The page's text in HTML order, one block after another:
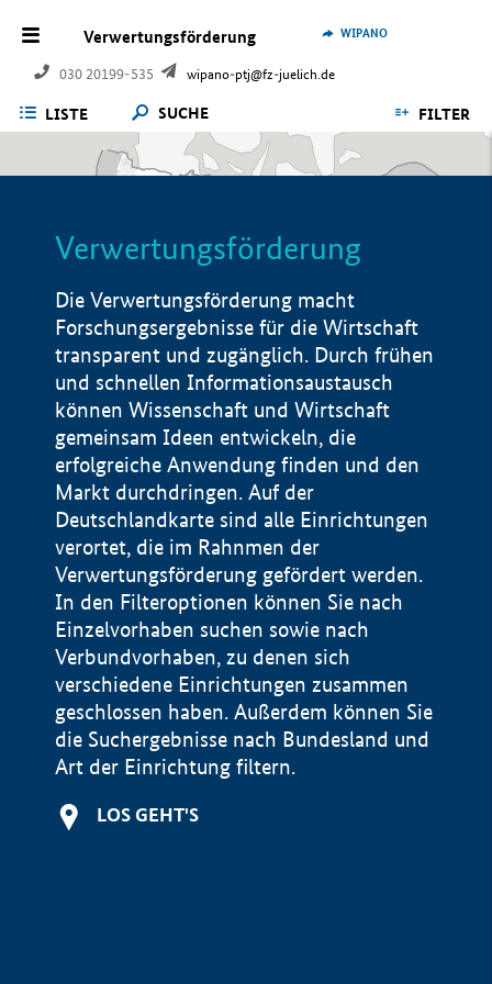
Verwertungsförderung
030 20199-535 wipano-ptj@fz-juelich.de
WIPANO
LISTE SUCHE FILTER
Verwertungsförderung
Die Verwertungsförderung macht
Forschungsergebnisse für die Wirtschaft
transparent und zugänglich. Durch frühen
und schnellen Informationsaustausch
können Wissenschaft und Wirtschaft
gemeinsam Ideen entwickeln, die
erfolgreiche Anwendung finden und den
Markt durchdringen. Auf der
Deutschlandkarte sind alle Einrichtungen
verortet, die im Rahnmen der
Verwertungsförderung gefördert werden.
In den Filteroptionen können Sie nach
Einzelvorhaben suchen sowie nach
Verbundvorhaben, zu denen sich
verschiedene Einrichtungen zusammen
geschlossen haben. Außerdem können Sie
die Suchergebnisse nach Bundesland und
Art der Einrichtung filtern.
LOS GEHT'S